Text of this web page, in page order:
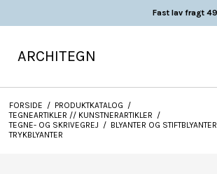
Fast lav fragt 49 DKK
ARCHITEGN
FORSIDE / PRODUKTKATALOG /
TEGNEARTIKLER // KUNSTNERARTIKLER /
TEGNE- OG SKRIVEGREJ / BLYANTER OG STIFTBLYANTER
TRYKBLYANTER